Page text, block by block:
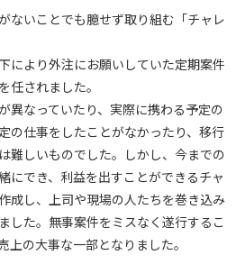
ないことでも臆せず取り組む「チャレ
により外注にお願いしていた定期案件
任されました。
異なっていたり、実際に携わる予定の
の仕事をしたことがなかったり、移行
難しいものでした。しかし、今までの
にでき、利益を出すことができるチャ
成し、上司や現場の人たちを巻き込み
した。無事案件をミスなく遂行するこ
上の大事な一部となりました。